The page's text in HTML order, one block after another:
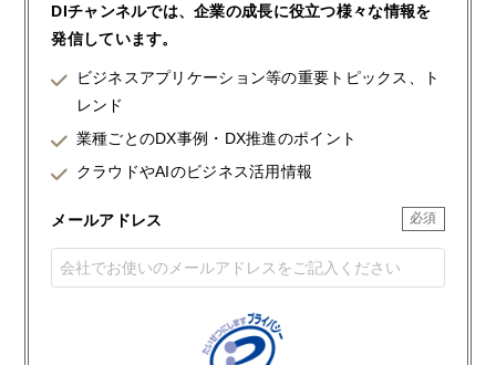
DIチャンネルでは、企業の成長に役立つ様々な情報を
発信しています。
ビジネスアプリケーション等の重要トピックス、ト
レンド
業種ごとのDX事例・DX推進のポイント
クラウドやAIのビジネス活用情報
メールアドレス